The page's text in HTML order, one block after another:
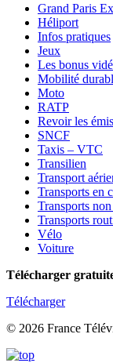
Grand Paris
Héliport
Infos pratiques
Jeux
Les bonus
Mobilité
Moto
RATP
Revoir les
SNCF
Taxis – VTC
Transilien
Transport
Transports en
Transports
Transports
Vélo
Voiture
Télécharger
Télécharger
© 2026 France